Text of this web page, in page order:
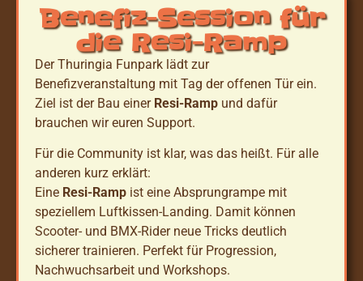
Benefiz-Session für
die Resi-Ramp
Der Thuringia Funpark lädt zur
Benefizveranstaltung mit Tag der offenen Tür ein.
Ziel ist der Bau einer Resi-Ramp und dafür
brauchen wir euren Support.
Für die Community ist klar, was das heißt. Für alle
anderen kurz erklärt:
Eine Resi-Ramp ist eine Absprungrampe mit
speziellem Luftkissen-Landing. Damit können
Scooter- und BMX-Rider neue Tricks deutlich
sicherer trainieren. Perfekt für Progression,
Nachwuchsarbeit und Workshops.